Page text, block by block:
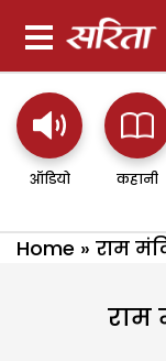
ऑडियो कहानी
Home » राम
राम